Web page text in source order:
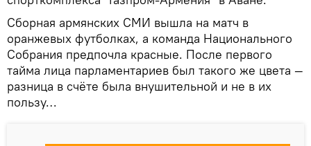
Сборная армянских СМИ вышла на матч в
оранжевых футболках, а команда Национального
Собрания предпочла красные. После первого
тайма лица парламентариев был такого же цвета —
разница в счёте была внушительной и не в их
пользу…